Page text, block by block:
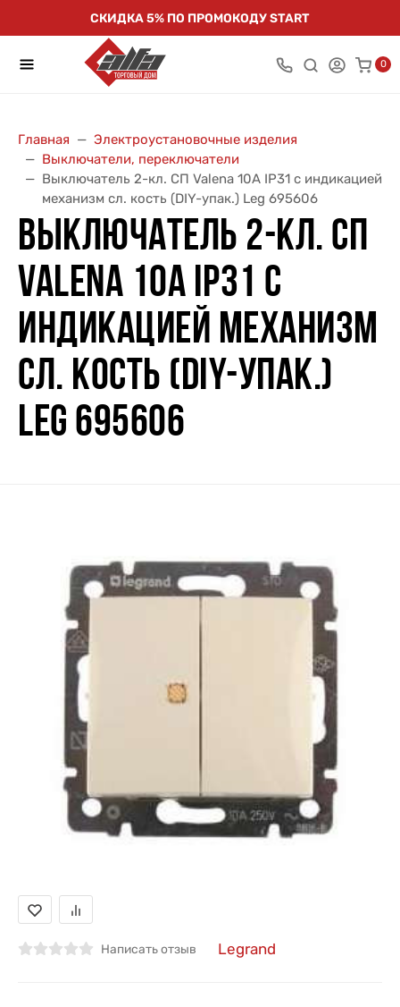
СКИДКА 5% ПО ПРОМОКОДУ START
0
Главная
Электроустановочные изделия
Выключатели, переключатели
Выключатель 2-кл. СП Valena 10А IP31 с индикацией
механизм сл. кость (DIY-упак.) Leg 695606
ВЫКЛЮЧАТЕЛЬ 2-КЛ. СП
VALENA 10А IP31 С
ИНДИКАЦИЕЙ МЕХАНИЗМ
СЛ. КОСТЬ (DIY-УПАК.)
LEG 695606
Написать отзыв Legrand